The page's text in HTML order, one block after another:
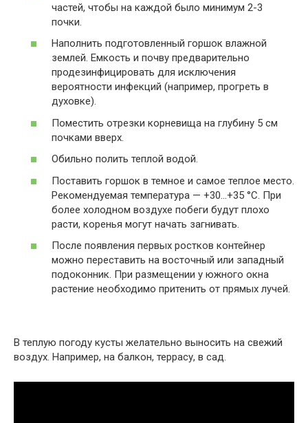
частей, чтобы на каждой было минимум 2-3
почки.
Наполнить подготовленный горшок влажной
землей. Емкость и почву предварительно
продезинфицировать для исключения
вероятности инфекций (например, прогреть в
духовке).
Поместить отрезки корневища на глубину 5 см
почками вверх.
Обильно полить теплой водой.
Поставить горшок в темное и самое теплое место.
Рекомендуемая температура — +30…+35 °C. При
более холодном воздухе побеги будут плохо
расти, коренья могут начать загнивать.
После появления первых ростков контейнер
можно переставить на восточный или западный
подоконник. При размещении у южного окна
растение необходимо притенить от прямых лучей.
В теплую погоду кусты желательно выносить на свежий
воздух. Например, на балкон, террасу, в сад.